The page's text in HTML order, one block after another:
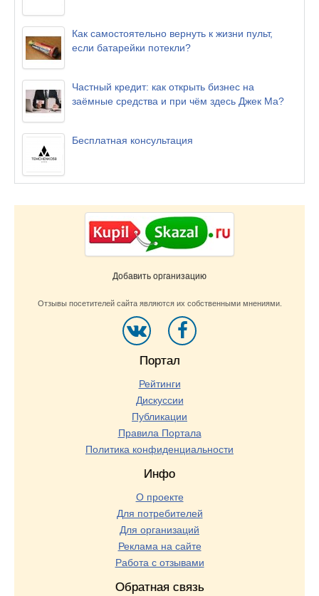
Как самостоятельно вернуть к жизни пульт,
если батарейки потекли?
Частный кредит: как открыть бизнес на
заёмные средства и при чём здесь Джек Ма?
Бесплатная консультация
Добавить организацию
Отзывы посетителей сайта являются их собственными мнениями.
Портал
Рейтинги
Дискуссии
Публикации
Правила Портала
Политика конфиденциальности
Инфо
О проекте
Для потребителей
Для организаций
Реклама на сайте
Работа с отзывами
Обратная связь